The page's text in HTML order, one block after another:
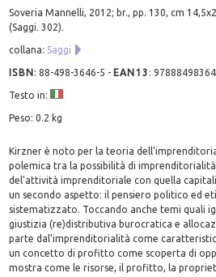
Soveria Mannelli, 2012; br., pp. 130, cm
(Saggi. 302).
collana: Saggi
ISBN:88-498-3646-5 - EAN13 :
Testo in:
Peso: 0.2 kg
Kirzner è noto per la teoria
polemica tra la possibilità di
del'attività imprenditoriale con quella
un secondo aspetto: il pensiero politico ed
sistematizzato. Toccando anche temi quali
giustizia (re)distributiva burocratica e
parte dal'imprenditorialità come
un concetto di profitto come scoperta di
mostra come le risorse, il profitto, la